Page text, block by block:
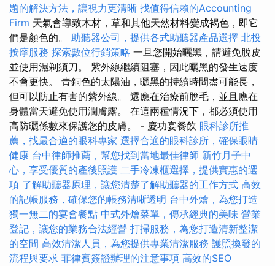
題的解決方法，讓視力更清晰 找值得信賴的Accounting
Firm 天氣會導致木材，草和其他天然材料變成褐色，即它
們是顏色的。 助聽器公司，提供各式助聽器產品選擇 北投
按摩服務 探索數位行銷策略 一旦您開始曬黑，請避免脫皮
並使用濕剃須刀。 紫外線繼續阻塞，因此曬黑的發生速度
不會更快。 青銅色的太陽油，曬黑的持續時間盡可能長，
但可以防止有害的紫外線。 還應在治療前脫毛，並且應在
身體當天避免使用潤膚露。 在這兩種情況下，都必須使用
高防曬係數來保護您的皮膚。 - 慶功宴餐飲 眼科診所推
薦，找最合適的眼科專家 選擇合適的眼科診所，確保眼睛
健康 台中律師推薦，幫您找到當地最佳律師 新竹月子中
心，享受優質的產後照護 二手冷凍櫃選擇，提供實惠的選
項 了解助聽器原理，讓您清楚了解助聽器的工作方式 高效
的記帳服務，確保您的帳務清晰透明 台中外燴，為您打造
獨一無二的宴會餐點 中式外燴菜單，傳承經典的美味 營業
登記，讓您的業務合法經營 打掃服務，為您打造清新整潔
的空間 高效清潔人員，為您提供專業清潔服務 護照換發的
流程與要求 菲律賓簽證辦理的注意事項 高效的SEO